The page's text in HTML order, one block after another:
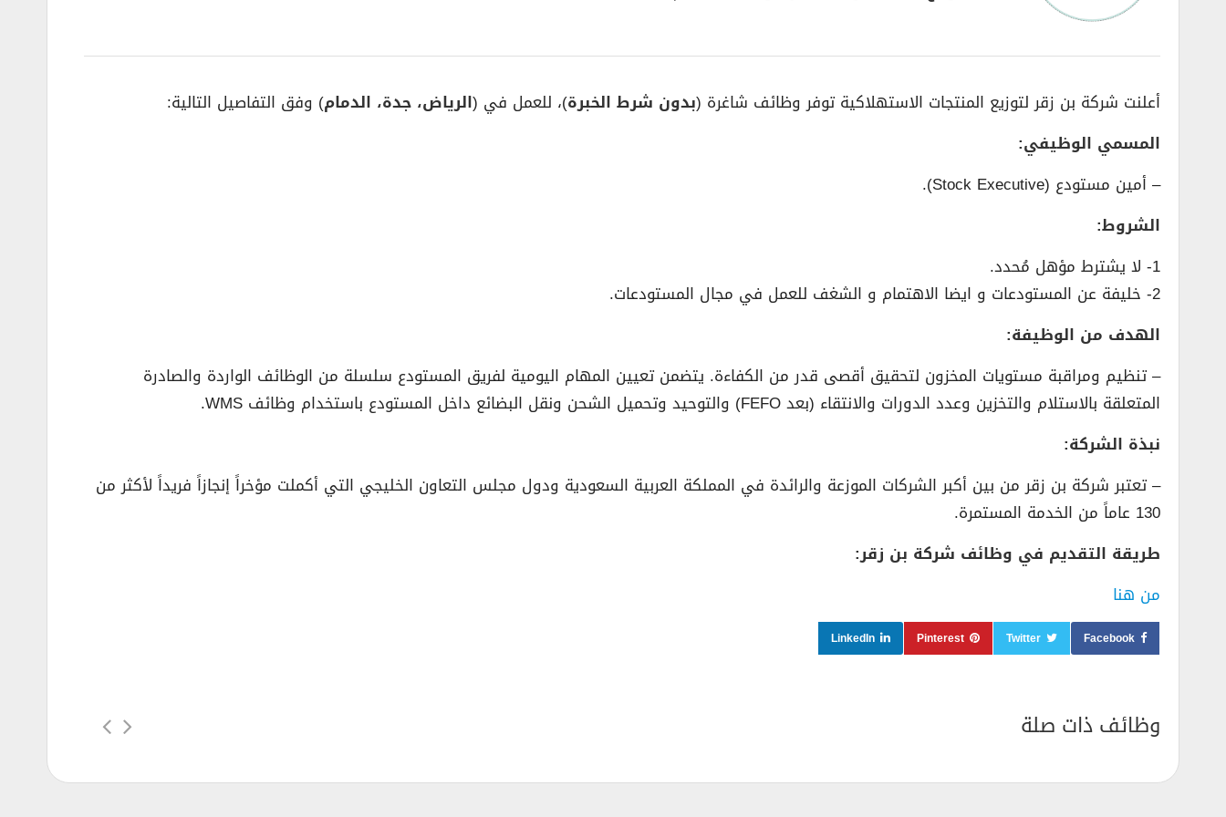
أعلنت شركة بن زقر لتوزيع المنتجات الاستهلاكية توفر وظائف شاغرة (بدون شرط الخبرة)، للعمل في (الرياض، جدة، الدمام) وفق التفاصيل التالية:
المسمي الوظيفي:
– أمين مستودع (Stock Executive).
الشروط:
1- لا يشترط مؤهل مُحدد.
2- خليفة عن المستودعات و ايضا الاهتمام و الشغف للعمل في مجال المستودعات.
الهدف من الوظيفة:
– تنظيم ومراقبة مستويات المخزون لتحقيق أقصى قدر من الكفاءة. يتضمن تعيين المهام اليومية لفريق المستودع سلسلة من الوظائف الواردة والصادرة
المتعلقة بالاستلام والتخزين وعدد الدورات والانتقاء (بعد FEFO) والتوحيد وتحميل الشحن ونقل البضائع داخل المستودع باستخدام وظائف WMS.
نبذة الشركة:
– تعتبر شركة بن زقر من بين أكبر الشركات الموزعة والرائدة في المملكة العربية السعودية ودول مجلس التعاون الخليجي التي أكملت مؤخراً إنجازاً فريداً لأكثر من
130 عاماً من الخدمة المستمرة.
طريقة التقديم في وظائف شركة بن زقر:
من هنا
Facebook
Twitter
Pinterest
LinkedIn
وظائف ذات صلة